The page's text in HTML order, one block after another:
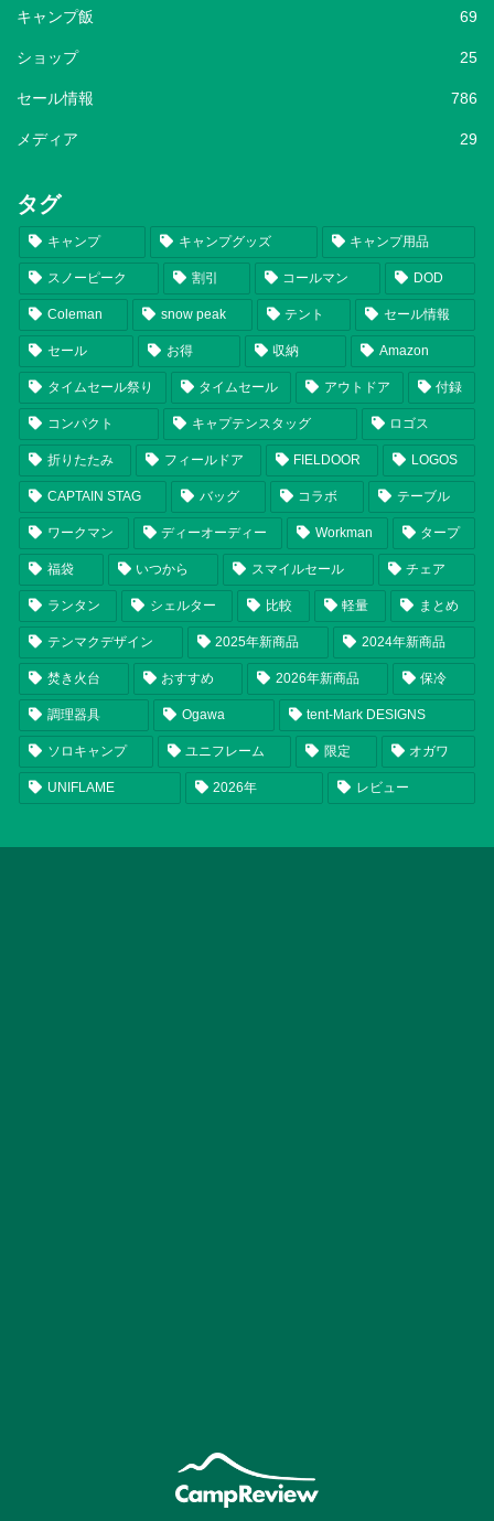
キャンプ飯 69
ショップ 25
セール情報 786
メディア 29
タグ
キャンプ キャンプグッズ キャンプ用品
スノーピーク 割引 コールマン DOD
Coleman snow peak テント セール情報
セール お得 収納 Amazon
タイムセール祭り タイムセール アウトドア 付録
コンパクト キャプテンスタッグ ロゴス
折りたたみ フィールドア FIELDOOR LOGOS
CAPTAIN STAG バッグ コラボ テーブル
ワークマン ディーオーディー Workman タープ
福袋 いつから スマイルセール チェア
ランタン シェルター 比較 軽量 まとめ
テンマクデザイン 2025年新商品 2024年新商品
焚き火台 おすすめ 2026年新商品 保冷
調理器具 Ogawa tent-Mark DESIGNS
ソロキャンプ ユニフレーム 限定 オガワ
UNIFLAME 2026年 レビュー